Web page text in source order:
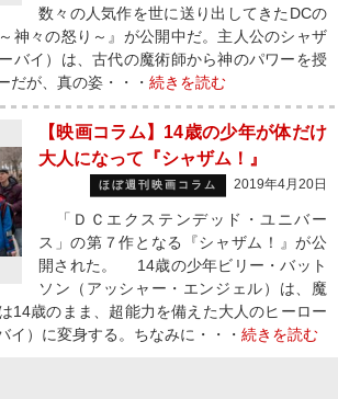
数々の人気作を世に送り出してきたDCの
神々の怒り～』が公開中だ。主人公のシャザ
バイ）は、古代の魔術師から神のパワーを授
だが、真の姿・・・ 続きを読む
【映画コラム】14歳の少年が体だけ
大人になって『シャザム！』
ほぼ週刊映画コラム 2019年4月20日
「ＤＣエクステンデッド・ユニバー
ス」の第７作となる『シャザム！』が公
開された。 14歳の少年ビリー・バット
ソン（アッシャー・エンジェル）は、魔
14歳のまま、超能力を備えた大人のヒーロー
イ）に変身する。ちなみに・・・ 続きを読む